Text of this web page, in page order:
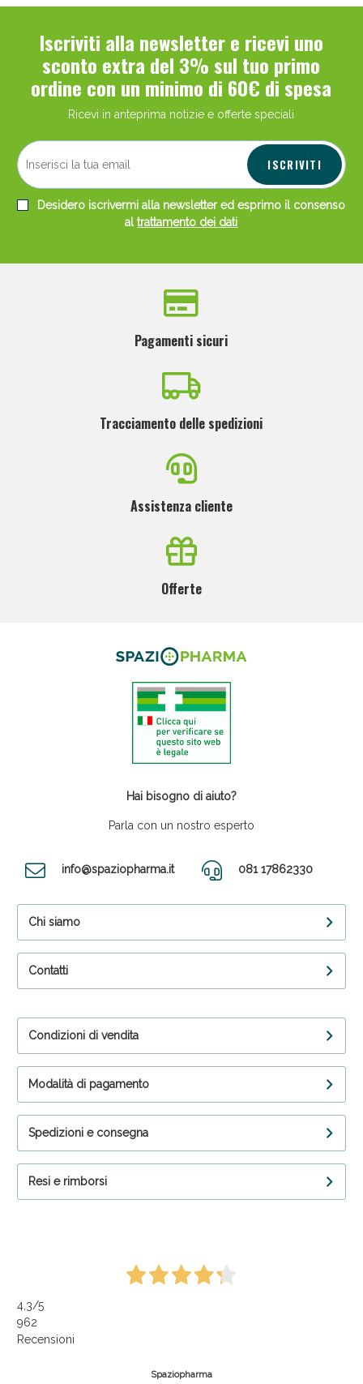
Iscriviti alla newsletter e ricevi uno
sconto extra del 3% sul tuo primo
ordine con un minimo di 60€ di spesa
Ricevi in anteprima notizie e offerte speciali
ISCRIVITI
Desidero iscrivermi alla newsletter ed esprimo il consenso
altrattamento dei dati
Pagamenti sicuri
Tracciamento delle spedizioni
Assistenza cliente
Offerte
Hai bisogno di aiuto?
Parla con un nostro esperto
info@spaziopharma.it 081 17862330
Chi siamo
Contatti
Condizioni di vendita
Modalità di pagamento
Spedizioni e consegna
Resi e rimborsi
4,3/5
962
Recensioni
Spaziopharma